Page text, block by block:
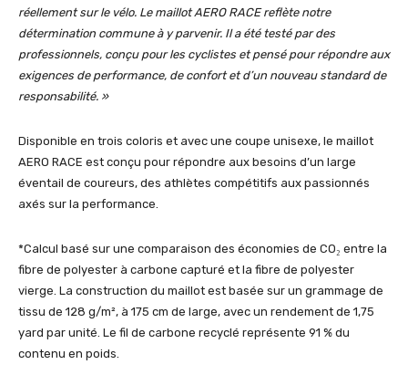
réellement sur le vélo. Le maillot AERO RACE reflète notre
détermination commune à y parvenir. Il a été testé par des
professionnels, conçu pour les cyclistes et pensé pour répondre aux
exigences de performance, de confort et d’un nouveau standard de
responsabilité. »
Disponible en trois coloris et avec une coupe unisexe, le maillot
AERO RACE est conçu pour répondre aux besoins d’un large
éventail de coureurs, des athlètes compétitifs aux passionnés
axés sur la performance.
*Calcul basé sur une comparaison des économies de CO₂ entre la
fibre de polyester à carbone capturé et la fibre de polyester
vierge. La construction du maillot est basée sur un grammage de
tissu de 128 g/m², à 175 cm de large, avec un rendement de 1,75
yard par unité. Le fil de carbone recyclé représente 91 % du
contenu en poids.